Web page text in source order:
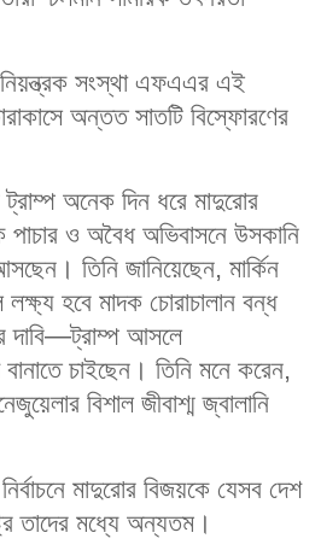
নিয়ন্ত্রক সংস্থা এফএএর এই
অন্তত সাতটি বিস্ফোরণের
ট্রাম্প অনেক দিন ধরে মাদুরোর
পাচার ও অবৈধ অভিবাসনে উসকানি
তিনি জানিয়েছেন, মার্কিন
হবে মাদক চোরাচালান বন্ধ
দাবি—ট্রাম্প আসলে
চাইছেন। তিনি মনে করেন,
বিশাল জীবাশ্ম জ্বালানি
মাদুরোর বিজয়কে যেসব দেশ
তাদের মধ্যে অন্যতম।